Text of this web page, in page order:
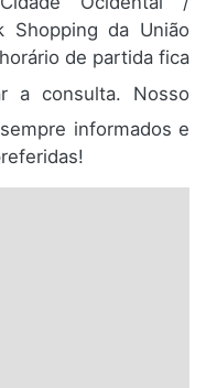
Shopping da União
de partida fica
a consulta. Nosso
informados e